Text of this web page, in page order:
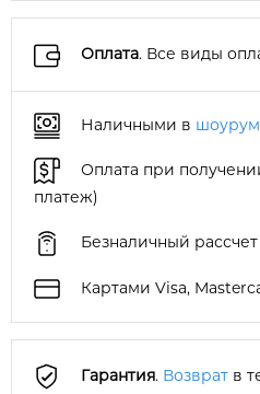
Оплата. Все виды
Наличными в
Оплата при
платеж)
Безналичный рассчет
Картами Visa,
Гарантия. Возврат в